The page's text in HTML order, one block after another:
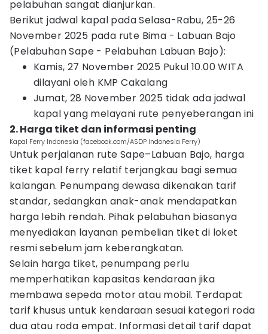
pelabuhan sangat dianjurkan.
Berikut jadwal kapal pada Selasa-Rabu, 25-26
November 2025 pada rute Bima - Labuan Bajo
(Pelabuhan Sape - Pelabuhan Labuan Bajo):
Kamis, 27 November 2025 Pukul 10.00 WITA
dilayani oleh KMP Cakalang
Jumat, 28 November 2025 tidak ada jadwal
kapal yang melayani rute penyeberangan ini
2. Harga tiket dan informasi penting
Kapal Ferry Indonesia (facebook.com/ASDP Indonesia Ferry)
Untuk perjalanan rute Sape–Labuan Bajo, harga
tiket kapal ferry relatif terjangkau bagi semua
kalangan. Penumpang dewasa dikenakan tarif
standar, sedangkan anak-anak mendapatkan
harga lebih rendah. Pihak pelabuhan biasanya
menyediakan layanan pembelian tiket di loket
resmi sebelum jam keberangkatan.
Selain harga tiket, penumpang perlu
memperhatikan kapasitas kendaraan jika
membawa sepeda motor atau mobil. Terdapat
tarif khusus untuk kendaraan sesuai kategori roda
dua atau roda empat. Informasi detail tarif dapat